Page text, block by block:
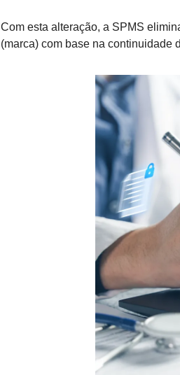
Com esta alteração, a SPMS
(marca) com base na continuidade